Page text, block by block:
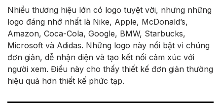
Nhiều thương hiệu lớn có logo tuyệt vời, nhưng những
logo đáng nhớ nhất là Nike, Apple, McDonald’s,
Amazon, Coca-Cola, Google, BMW, Starbucks,
Microsoft và Adidas. Những logo này nổi bật vì chúng
đơn giản, dễ nhận diện và tạo kết nối cảm xúc với
người xem. Điều này cho thấy thiết kế đơn giản thường
hiệu quả hơn thiết kế phức tạp.